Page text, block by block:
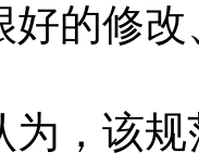
好的修
，该规